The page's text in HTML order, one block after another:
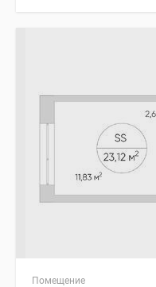
Помещение